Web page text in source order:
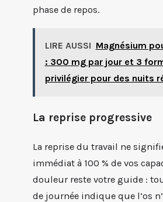
phase de repos.
LIRE AUSSI Magnésium
: 300 mg par jour et 3
privilégier pour des nuits
La reprise progressive
La reprise du travail ne
immédiat à 100 % de vos
douleur reste votre guide :
de journée indique que l’os